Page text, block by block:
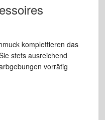
komplettieren das
stets ausreichend
vorrätig